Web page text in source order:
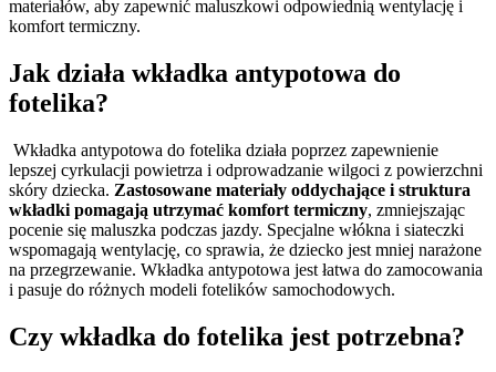
materiałów, aby zapewnić maluszkowi odpowiednią wentylację i
komfort termiczny.
Jak działa wkładka antypotowa do
fotelika?
Wkładka antypotowa do fotelika działa poprzez zapewnienie
lepszej cyrkulacji powietrza i odprowadzanie wilgoci z powierzchni
skóry dziecka. Zastosowane materiały oddychające i struktura
wkładki pomagają utrzymać komfort termiczny, zmniejszając
pocenie się maluszka podczas jazdy. Specjalne włókna i siateczki
wspomagają wentylację, co sprawia, że dziecko jest mniej narażone
na przegrzewanie. Wkładka antypotowa jest łatwa do zamocowania
i pasuje do różnych modeli fotelików samochodowych.
Czy wkładka do fotelika jest potrzebna?